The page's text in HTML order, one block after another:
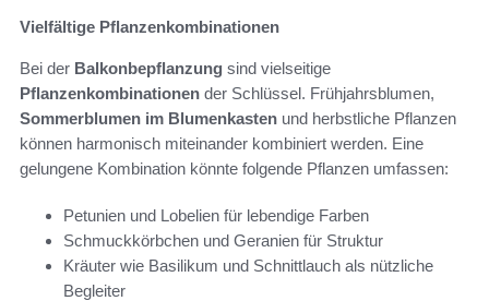
Vielfältige Pflanzenkombinationen
Bei der Balkonbepflanzung sind vielseitige
Pflanzenkombinationen der Schlüssel. Frühjahrsblumen,
Sommerblumen im Blumenkasten und herbstliche Pflanzen
können harmonisch miteinander kombiniert werden. Eine
gelungene Kombination könnte folgende Pflanzen umfassen:
Petunien und Lobelien für lebendige Farben
Schmuckkörbchen und Geranien für Struktur
Kräuter wie Basilikum und Schnittlauch als nützliche
Begleiter